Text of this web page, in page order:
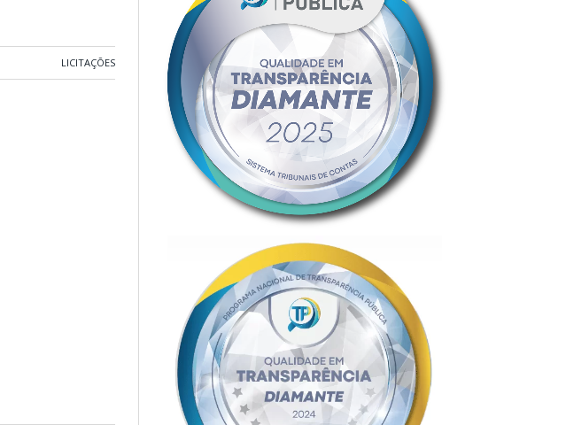
LICITAÇÕES